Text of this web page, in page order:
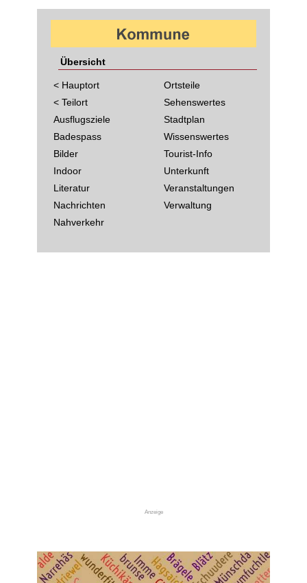
Übersicht
< Hauptort
< Teilort
Ausflugsziele
Badespass
Bilder
Indoor
Literatur
Nachrichten
Nahverkehr
Ortsteile
Sehenswertes
Stadtplan
Wissenswertes
Tourist-Info
Unterkunft
Veranstaltungen
Verwaltung
Anzeige